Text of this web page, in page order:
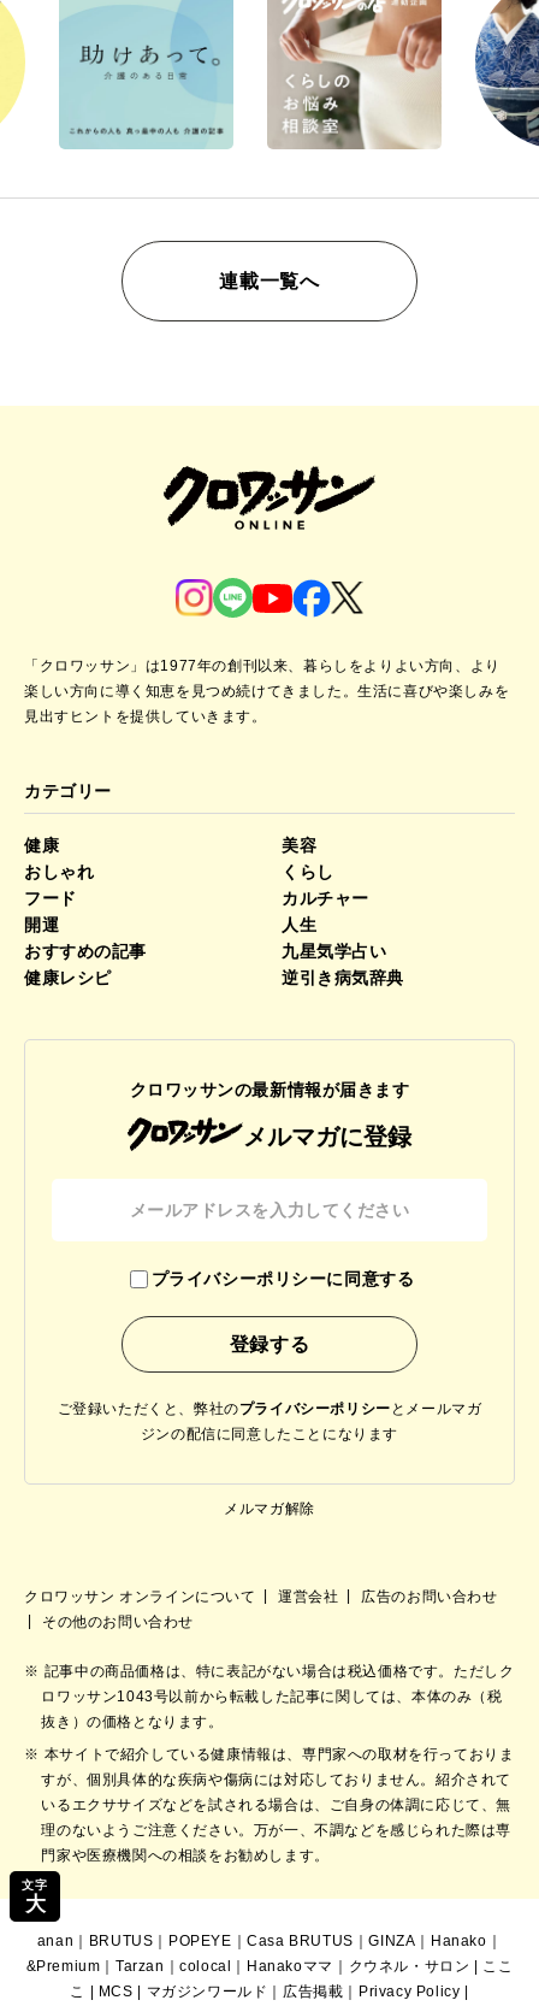
文字
大
連載一覧へ
「クロワッサン」は1977年の創刊以来、暮らしをよりよい方向、より
楽しい方向に導く知恵を見つめ続けてきました。生活に喜びや楽しみを
見出すヒントを提供していきます。
カテゴリー
健康
美容
おしゃれ
くらし
フード
カルチャー
開運
人生
おすすめの記事
九星気学占い
健康レシピ
逆引き病気辞典
クロワッサンの最新情報が届きます
メルマガに登録
プライバシーポリシーに同意する
ご登録いただくと、弊社のプライバシーポリシー と メールマガ
ジンの配信に同意したことになります
メルマガ解除
クロワッサン オンラインについて 運営会社
広告のお問い合わせ
その他のお問い合わせ
記事中の商品価格は、特に表記がない場合は税込価格です。ただしク
ロワッサン1043号以前から転載した記事に関しては、本体のみ（税
抜き）の価格となります。
本サイトで紹介している健康情報は、専門家への取材を行っておりま
すが、個別具体的な疾病や傷病には対応しておりません。紹介されて
いるエクササイズなどを試される場合は、ご自身の体調に応じて、無
理のないようご注意ください。万が一、不調などを感じられた際は専
門家や医療機関への相談をお勧めします。
anan BRUTUS POPEYE ｜Casa BRUTUS ｜GINZA Hanako
&Premium ｜Tarzan ｜colocal Hanakoママ クウネル・サロン
ここ
こ
MCS マガジンワールド 広告掲載 Privacy Policy